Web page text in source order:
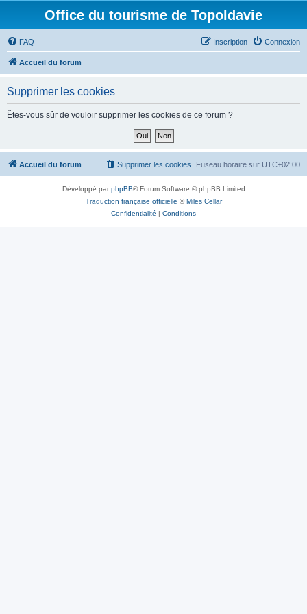
Office du tourisme de Topoldavie
FAQ Connexion
Inscription
Accueil du forum
Supprimer les cookies
Êtes-vous sûr de vouloir supprimer les cookies de ce forum ?
Accueil du forum Fuseau horaire sur UTC+02:00
Supprimer les cookies
Développé parphpBB® Forum Software © phpBB Limited
Traduction française officielle ©Miles Cellar
Confidentialité | Conditions